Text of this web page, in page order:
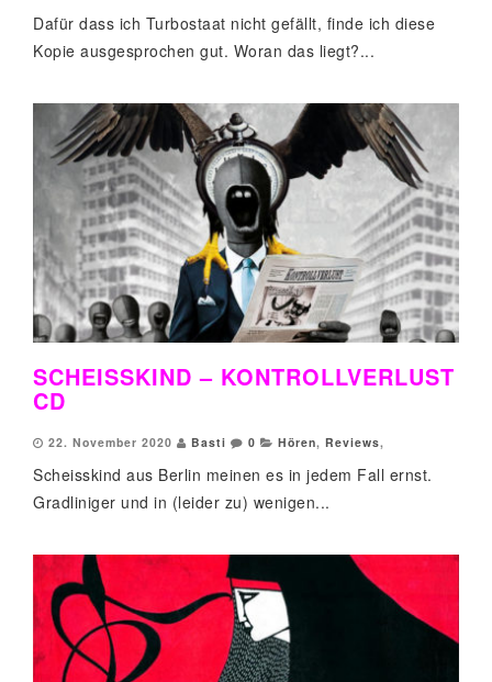
Dafür dass ich Turbostaat nicht gefällt, finde ich diese
Kopie ausgesprochen gut. Woran das liegt?...
SCHEISSKIND – KONTROLLVERLUST
CD
22. November 2020 Basti 0 Hören, Reviews,
Scheisskind aus Berlin meinen es in jedem Fall ernst.
Gradliniger und in (leider zu) wenigen...